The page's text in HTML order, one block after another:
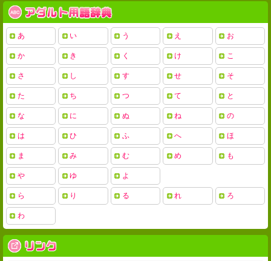
あ い う え お
か き く け こ
さ し す せ そ
た ち つ て と
な に ぬ ね の
は ひ ふ へ ほ
ま み む め も
や ゆ よ
ら り る れ ろ
わ